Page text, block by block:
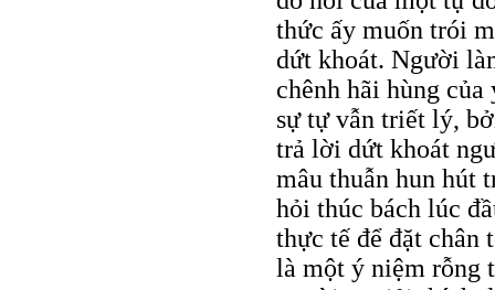
thức ấy muốn trói
dứt khoát. Người
chênh hãi hùng
sự tự vẫn triết lý,
trả lời dứt khoát
mâu thuẫn hun hút
hỏi thúc bách lúc
thực tế để đặt chân
là một ý niệm rỗng